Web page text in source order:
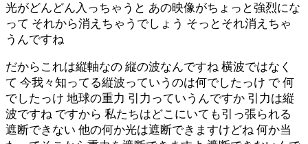
光がどんどん入っちゃうと あの映像がちょっと強烈にな
って それから消えちゃうでしょう そっとそれ消えちゃ
うんですね
だからこれは縦軸なの 縦の波なんですね 横波ではなく
て 今我々知ってる縦波っていうのは何でしたっけ で 何
でしたっけ 地球の重力 引力っていうんですか 引力は縦
波ですね ですから 私たちはどこにいても引っ張られる
遮断できない 他の何か光は遮断できますけどね 何か当